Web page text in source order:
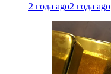
2 года ago2 года ago